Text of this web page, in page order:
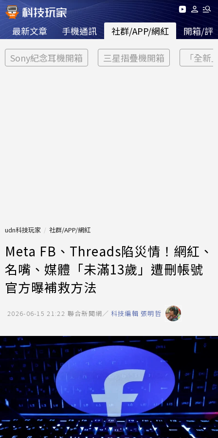
最新文章 手機通訊 社群/APP/網紅 開箱/評
Sony紀念耳機開箱 三星摺疊機開箱 「全新
udn科技玩家 社群/APP/網紅
Meta FB、Threads陷災情！網紅、
名嘴、媒體「未滿13歲」遭刪帳號
官方曝補救方法
2026-06-15 21:22 聯合新聞網／ 科技編輯 張明哲